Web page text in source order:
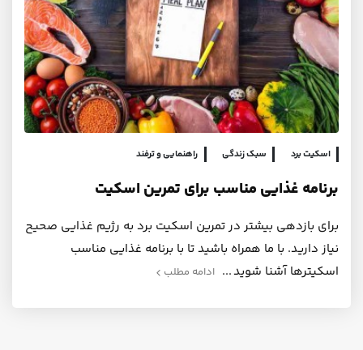
اسکیت برد سبک زندگی راهنمایی و ترفند
برنامه غذایی مناسب برای تمرین اسکیت
برای بازدهی بیشتر در تمرین اسکیت برد به رژیم غذایی صحیح
نیاز دارید. با ما همراه باشید تا با برنامه غذایی مناسب
اسکیترها آشنا شوید
ادامه مطلب